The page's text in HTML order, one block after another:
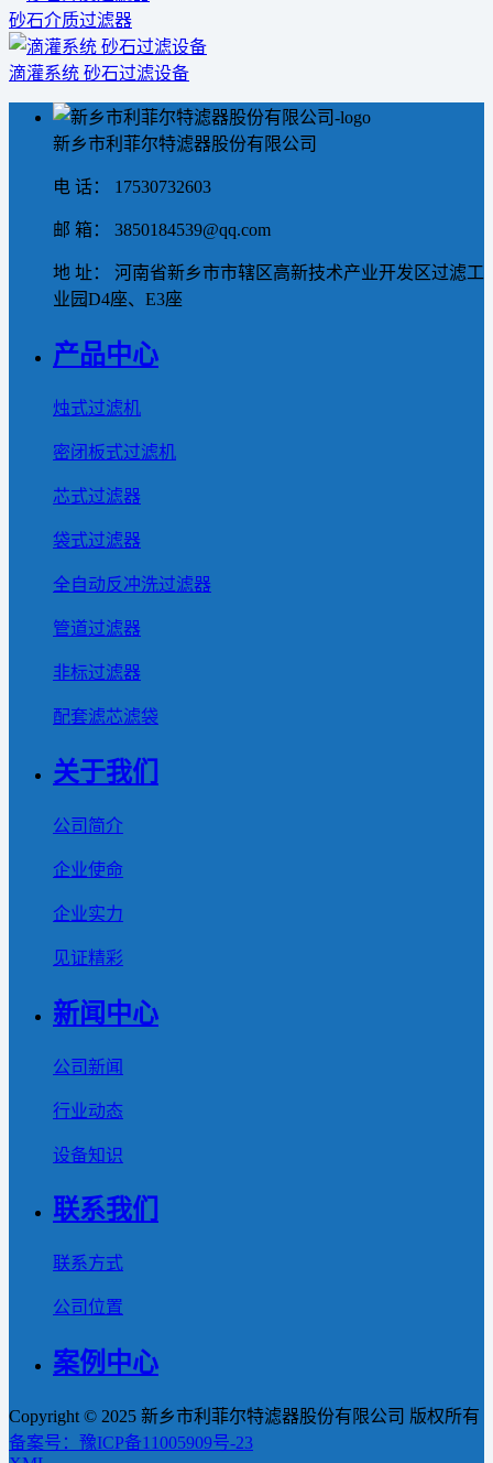
砂石介质过滤器
滴灌系统 砂石过滤设备
新乡市利菲尔特滤器股份有限公司
电 话： 17530732603
邮 箱： 3850184539@qq.com
地 址： 河南省新乡市市辖区高新技术产业开发区过滤工
业园D4座、E3座
产品中心
烛式过滤机
密闭板式过滤机
芯式过滤器
袋式过滤器
全自动反冲洗过滤器
管道过滤器
非标过滤器
配套滤芯滤袋
关于我们
公司简介
企业使命
企业实力
见证精彩
新闻中心
公司新闻
行业动态
设备知识
联系我们
联系方式
公司位置
案例中心
Copyright © 2025 新乡市利菲尔特滤器股份有限公司 版权所有
备案号：豫ICP备11005909号-23